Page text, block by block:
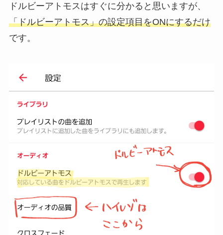
ドルビーアトモスはすぐに分かると思いますが、
「ドルビーアトモス」の設定項目をONにするだけ
です。